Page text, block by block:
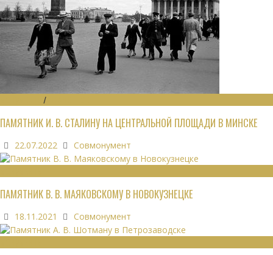
/
ПАМЯТНИК И. В. СТАЛИНУ НА ЦЕНТРАЛЬНОЙ ПЛОЩАДИ В МИНСКЕ
22.07.2022 Совмонумент
ПАМЯТНИК В. В. МАЯКОВСКОМУ В НОВОКУЗНЕЦКЕ
18.11.2021 Совмонумент